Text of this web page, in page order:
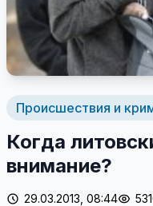
Происшествия и
Когда
внимание?
29.03.2013, 08:44